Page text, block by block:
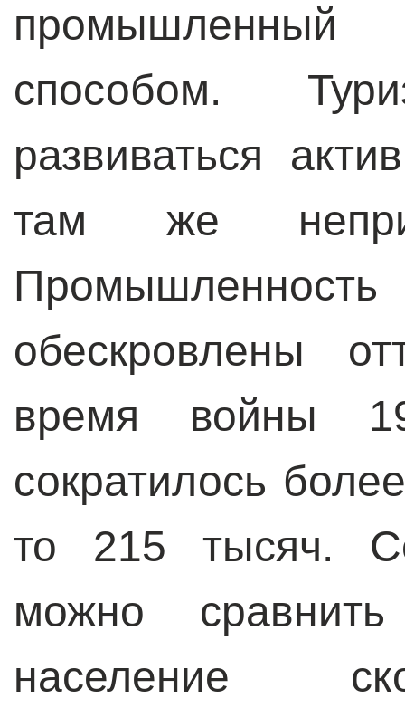
способом.
развиваться
там же
Промышленность
обескровлены
время войны
сократилось
то 215 тысяч.
можно
население